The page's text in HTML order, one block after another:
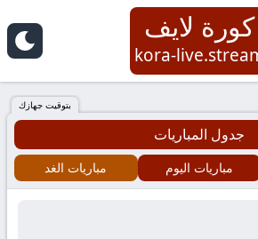
كورة لايف
kora-
بتوقيت جهازك
جدول المباريات
مباريات اليوم مباريات الغد